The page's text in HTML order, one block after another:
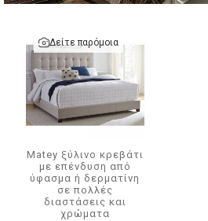
Δείτε παρόμοια
Matey ξύλινο κρεβάτι
με επένδυση από
ύφασμα ή δερματίνη
σε πολλές
διαστάσεις και
χρώματα